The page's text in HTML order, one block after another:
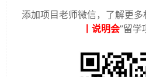
添加项目老师微信，了解更多
丨说明会”留学